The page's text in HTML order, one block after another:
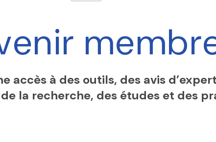
accès à des outils, des avis
la recherche, des études et des